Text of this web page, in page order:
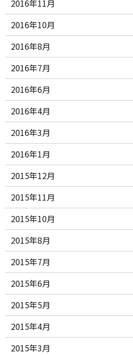
2016年11月
2016年10月
2016年8月
2016年7月
2016年6月
2016年4月
2016年3月
2016年1月
2015年12月
2015年11月
2015年10月
2015年8月
2015年7月
2015年6月
2015年5月
2015年4月
2015年3月